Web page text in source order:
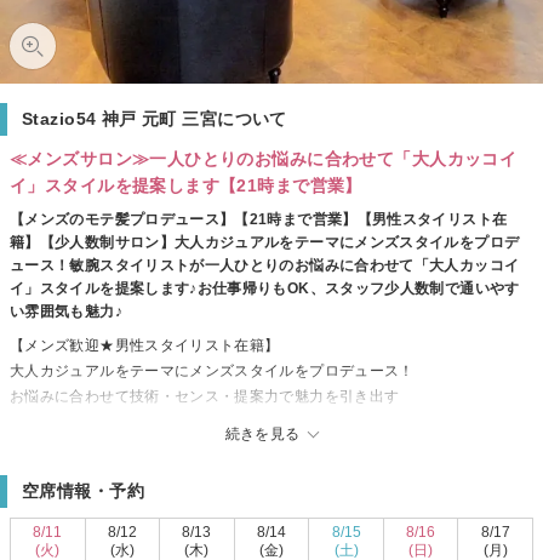
Stazio54 神戸 元町 三宮について
≪メンズサロン≫一人ひとりのお悩みに合わせて「大人カッコイ
イ」スタイルを提案します【21時まで営業】
【メンズのモテ髪プロデュース】【21時まで営業】【男性スタイリスト在
籍】【少人数制サロン】大人カジュアルをテーマにメンズスタイルをプロデ
ュース！敏腕スタイリストが一人ひとりのお悩みに合わせて「大人カッコイ
イ」スタイルを提案します♪お仕事帰りもOK、スタッフ少人数制で通いやす
い雰囲気も魅力♪
続きを見る
【メンズ歓迎★男性スタイリスト在籍】
大人カジュアルをテーマにメンズスタイルをプロデュース！
お悩みに合わせて技術・センス・提案力で魅力を引き出す
21時まで営業しておりますので、
お仕事帰りの方もお気軽にお立ち寄りいただけます★
【少人数制サロン】
空席情報・予約
8/11
(火)
8/12
(水)
8/13
(木)
8/14
(金)
8/15
(土)
8/16
(日)
8/17
(月)